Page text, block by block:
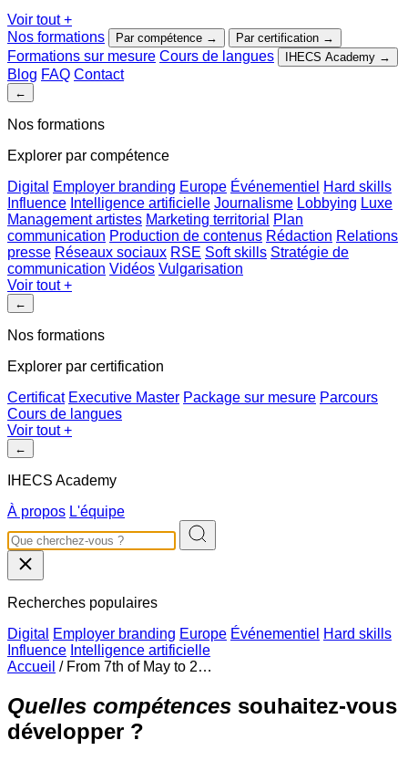
Voir tout+
Nos formations
Par compétence → Par certification →
Formations sur mesure Cours de langues IHECS Academy →
Blog FAQ Contact
←
Nos formations
Explorer par compétence
Digital
Employer branding Europe Événementiel Hard skills
Influence Intelligence artificielle Journalisme Lobbying Luxe
Management artistes Marketing territorial
Plan
communication Production de contenus Rédaction Relations
presse Réseaux sociaux RSE Soft skills Stratégie de
communication Vidéos Vulgarisation
Voir tout+
←
Nos formations
Explorer par certification
Certificat Executive Master Package sur mesure Parcours
Cours de langues
Voir tout+
←
IHECS Academy
À propos L'équipe
Recherches populaires
Digital
Employer branding Europe Événementiel Hard skills
Influence Intelligence artificielle
Accueil / From 7th of May to 2…
Quelles compétences souhaitez-vous
développer ?